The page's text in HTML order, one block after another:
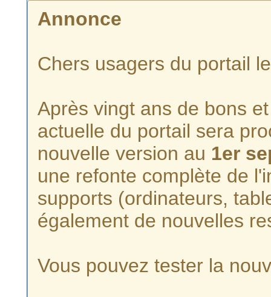
Annonce
Chers usagers du portail
Après vingt ans de bons
actuelle du portail sera
nouvelle version au 1er
une refonte complète de
supports (ordinateurs,
également de nouvelles
Vous pouvez tester la